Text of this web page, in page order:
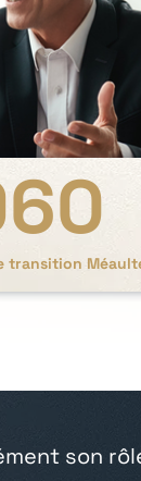
transition
son